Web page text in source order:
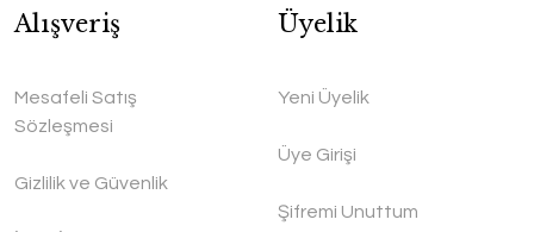
Alışveriş
Mesafeli Satış
Sözleşmesi
Gizlilik ve Güvenlik
Üyelik
Yeni Üyelik
Üye Girişi
Şifremi Unuttum